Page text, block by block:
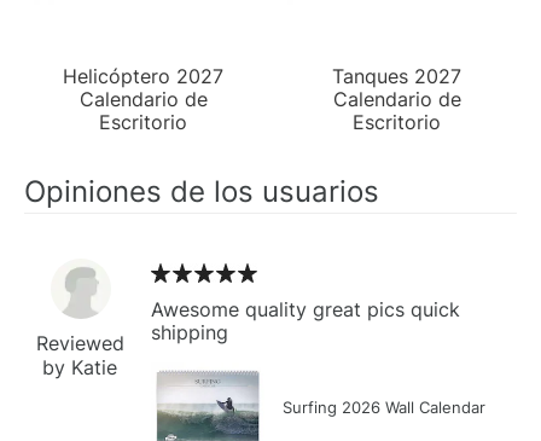
Helicóptero 2027
Calendario de
Escritorio
Tanques 2027
Calendario de
Escritorio
Opiniones de los usuarios
Reviewed
by Katie
Awesome quality great pics quick
shipping
Surfing 2026 Wall Calendar